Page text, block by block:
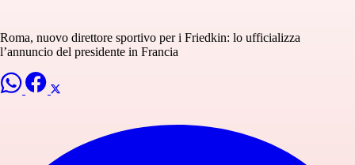
Roma, nuovo direttore sportivo per i Friedkin: lo ufficializza
l’annuncio del presidente in Francia